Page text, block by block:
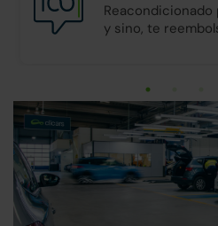
y sino, te